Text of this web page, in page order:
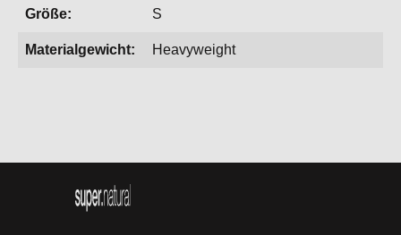
Größe: S
Materialgewicht: Heavyweight